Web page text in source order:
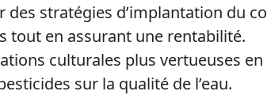
des stratégies d’implantation du
tout en assurant une rentabilité.
culturales plus vertueuses
sur la qualité de l’eau.